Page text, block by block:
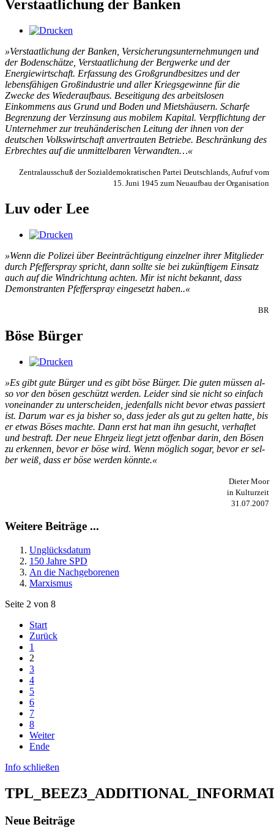
Verstaatlichung der Banken
»Verstaatlichung der Banken, Versicherungsunternehmungen und
der Bodenschätze, Verstaatlichung der Bergwerke und der
Energiewirtschaft. Erfassung des Großgrundbesitzes und der
lebensfähigen Großindustrie und aller Kriegsgewinne für die
Zwecke des Wiederaufbaus. Beseitigung des arbeitslosen
Einkommens aus Grund und Boden und Mietshäusern. Scharfe
Begrenzung der Verzinsung aus mobilem Kapital. Verpflichtung der
Unternehmer zur treuhänderischen Leitung der ihnen von der
deutschen Volkswirtschaft anvertrauten Betriebe. Beschränkung des
Erbrechtes auf die unmittelbaren Verwandten…«
Zentralausschuß der Sozialdemokratischen Partei Deutschlands, Aufruf vom
15. Juni 1945 zum Neuaufbau der Organisation
Luv oder Lee
»Wenn die Polizei über Beeinträchtigung einzelner ihrer Mitglieder
durch Pfefferspray spricht, dann sollte sie bei zukünftigem Einsatz
auch auf die Windrichtung achten. Mir ist nicht bekannt, dass
Demonstranten Pfefferspray eingesetzt haben..«
BR
Böse Bürger
»Es gibt gu­te Bür­ger und es gibt bö­se Bür­ger. Die gu­ten müs­sen al­
so vor den bö­sen ge­schützt wer­den. Lei­der sind sie nicht so ein­fach
von­ein­an­der zu un­ter­schei­den, je­den­falls nicht be­vor et­was pas­siert
ist. Dar­um war es ja bis­her so, dass je­der als gut zu gel­ten hat­te, bis
er et­was Bö­ses mach­te. Dann erst hat man ihn ge­sucht, ver­haf­tet
und be­straft. Der neue Ehr­geiz liegt jetzt of­fen­bar dar­in, den Bö­sen
zu er­ken­nen, be­vor er bö­se wird. Wenn mög­lich so­gar, be­vor er sel­
ber weiß, dass er bö­se wer­den könn­te.«
Dieter Moor
in Kulturzeit
31.07.2007
Weitere Beiträge ...
Unglücksdatum
150 Jahre SPD
An die Nachgeborenen
Marxismus
Seite 2 von 8
Start
Zurück
1
2
3
4
5
6
7
8
Weiter
Ende
Info schließen
Neue Beiträge